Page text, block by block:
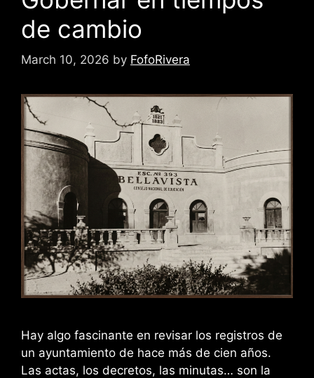
de cambio
March 10, 2026 by FofoRivera
Hay algo fascinante en revisar los registros de
un ayuntamiento de hace más de cien años.
Las actas, los decretos, las minutas… son la